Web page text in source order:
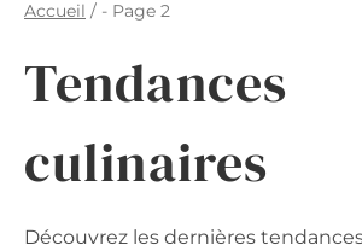
Accueil / - Page 2
Tendances
culinaires
Découvrez les dernières